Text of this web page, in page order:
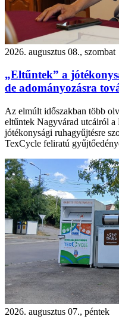
2026. augusztus 08., szombat
„Eltűntek” a
de adományozásra
Az elmúlt időszakban több
eltűntek Nagyvárad utcáiról a
jótékonysági ruhagyűjtésre
TexCycle feliratú
2026. augusztus 07., péntek